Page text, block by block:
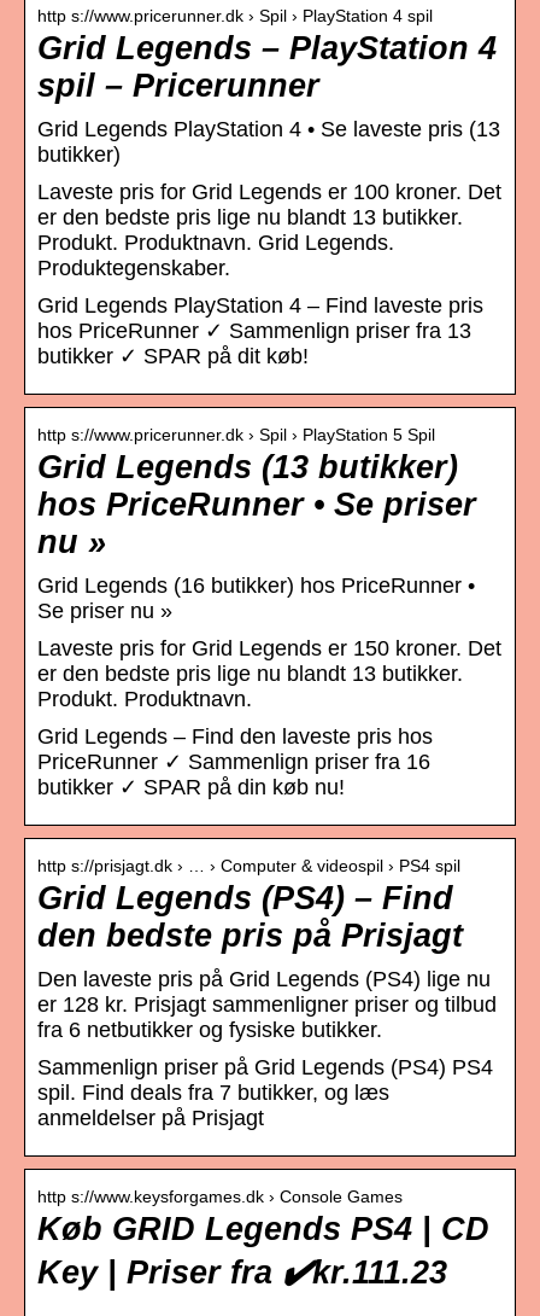
http s://www.pricerunner.dk › Spil › PlayStation 4 spil
Grid Legends – PlayStation 4
spil – Pricerunner
Grid Legends PlayStation 4 • Se laveste pris (13
butikker)
Laveste pris for Grid Legends er 100 kroner. Det
er den bedste pris lige nu blandt 13 butikker.
Produkt. Produktnavn. Grid Legends.
Produktegenskaber.
Grid Legends PlayStation 4 – Find laveste pris
hos PriceRunner ✓ Sammenlign priser fra 13
butikker ✓ SPAR på dit køb!
http s://www.pricerunner.dk › Spil › PlayStation 5 Spil
Grid Legends (13 butikker)
hos PriceRunner • Se priser
nu »
Grid Legends (16 butikker) hos PriceRunner •
Se priser nu »
Laveste pris for Grid Legends er 150 kroner. Det
er den bedste pris lige nu blandt 13 butikker.
Produkt. Produktnavn.
Grid Legends – Find den laveste pris hos
PriceRunner ✓ Sammenlign priser fra 16
butikker ✓ SPAR på din køb nu!
http s://prisjagt.dk › … › Computer & videospil › PS4 spil
Grid Legends (PS4) – Find
den bedste pris på Prisjagt
Den laveste pris på Grid Legends (PS4) lige nu
er 128 kr. Prisjagt sammenligner priser og tilbud
fra 6 netbutikker og fysiske butikker.
Sammenlign priser på Grid Legends (PS4) PS4
spil. Find deals fra 7 butikker, og læs
anmeldelser på Prisjagt
http s://www.keysforgames.dk › Console Games
Køb GRID Legends PS4 | CD
Key | Priser fra ✔️kr.111.23